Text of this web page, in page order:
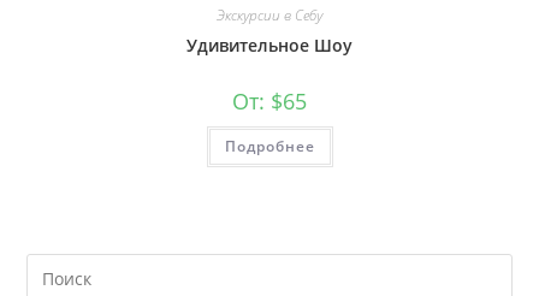
Экскурсии в Себу
Удивительное Шоу
От: $65
Подробнее